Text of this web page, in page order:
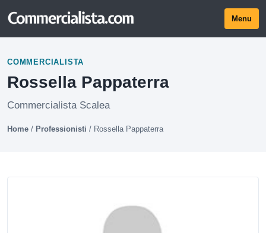
Menu
COMMERCIALISTA
Rossella Pappaterra
Commercialista Scalea
Home / Professionisti / Rossella Pappaterra